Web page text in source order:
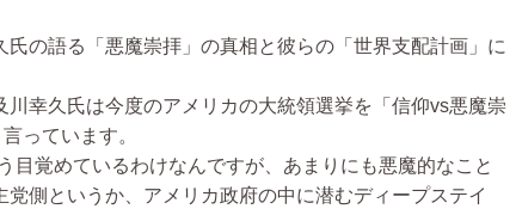
氏の語る「悪魔崇拝」の真相と彼らの「世界支配計画」に
幸久氏は今度のアメリカの大統領選挙を「信仰vs悪魔崇
っています。
目覚めているわけなんですが、あまりにも悪魔的なこと
党側というか、アメリカ政府の中に潜むディープステイ